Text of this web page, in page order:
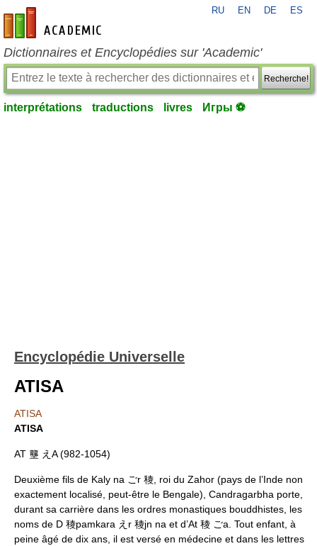
fr-academic.com
RU EN DE ES
Dictionnaires et Encyclopédies sur 'Academic'
Recherche!
interprétations traductions livres Игры ⚽
Encyclopédie Universelle
ATISA
ATISA
ATISA
AT 壟 えA (982-1054)
Deuxième fils de Kaly na ごr 稜, roi du Zahor (pays de l’Inde non
exactement localisé, peut-être le Bengale), Candragarbha porte,
durant sa carrière dans les ordres monastiques bouddhistes, les
noms de D 稜pamkara えr 稜jn na et d’At 稜 ごa. Tout enfant, à
peine âgé de dix ans, il est versé en médecine et dans les lettres